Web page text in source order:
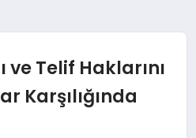
ve Telif Haklarını
Karşılığında